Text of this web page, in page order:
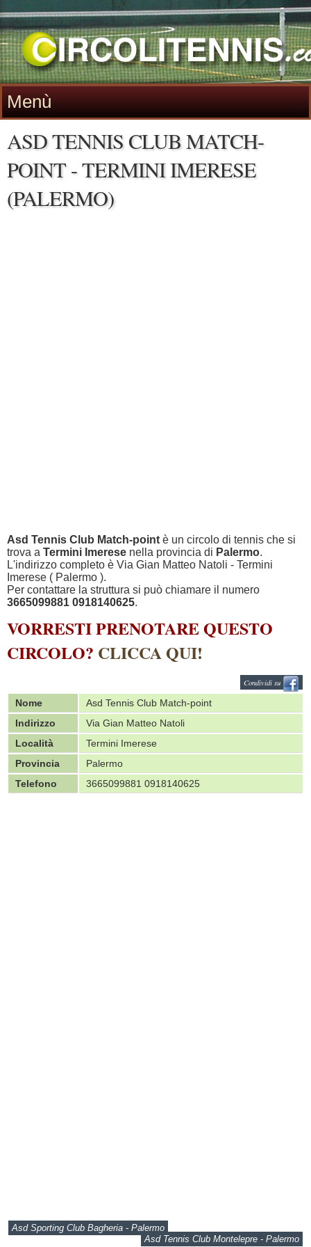
Menù
ASD TENNIS CLUB MATCH-
POINT - TERMINI IMERESE
(PALERMO)
Asd Tennis Club Match-point è un circolo di tennis che si
trova a Termini Imerese nella provincia di Palermo.
L'indirizzo completo è Via Gian Matteo Natoli - Termini
Imerese ( Palermo ).
Per contattare la struttura si può chiamare il numero
3665099881 0918140625.
VORRESTI PRENOTARE QUESTO
CIRCOLO? CLICCA QUI!
Condividi su
Nome
Asd Tennis Club Match-point
Indirizzo
Via Gian Matteo Natoli
Località
Termini Imerese
Provincia
Palermo
Telefono
3665099881 0918140625
Asd Sporting Club Bagheria - Palermo
Asd Tennis Club Montelepre - Palermo